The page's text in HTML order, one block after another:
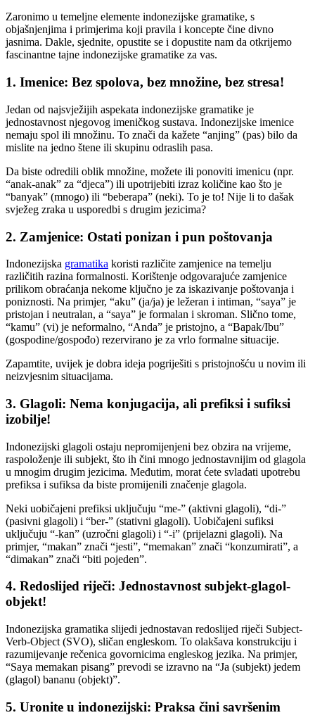
Zaronimo u temeljne elemente indonezijske gramatike, s
objašnjenjima i primjerima koji pravila i koncepte čine divno
jasnima. Dakle, sjednite, opustite se i dopustite nam da otkrijemo
fascinantne tajne indonezijske gramatike za vas.
1. Imenice: Bez spolova, bez množine, bez stresa!
Jedan od najsvježijih aspekata indonezijske gramatike je
jednostavnost njegovog imeničkog sustava. Indonezijske imenice
nemaju spol ili množinu. To znači da kažete “anjing” (pas) bilo da
mislite na jedno štene ili skupinu odraslih pasa.
Da biste odredili oblik množine, možete ili ponoviti imenicu (npr.
“anak-anak” za “djeca”) ili upotrijebiti izraz količine kao što je
“banyak” (mnogo) ili “beberapa” (neki). To je to! Nije li to dašak
svježeg zraka u usporedbi s drugim jezicima?
2. Zamjenice: Ostati ponizan i pun poštovanja
Indonezijska gramatika koristi različite zamjenice na temelju
različitih razina formalnosti. Korištenje odgovarajuće zamjenice
prilikom obraćanja nekome ključno je za iskazivanje poštovanja i
poniznosti. Na primjer, “aku” (ja/ja) je ležeran i intiman, “saya” je
pristojan i neutralan, a “saya” je formalan i skroman. Slično tome,
“kamu” (vi) je neformalno, “Anda” je pristojno, a “Bapak/Ibu”
(gospodine/gospođo) rezervirano je za vrlo formalne situacije.
Zapamtite, uvijek je dobra ideja pogriješiti s pristojnošću u novim ili
neizvjesnim situacijama.
3. Glagoli: Nema konjugacija, ali prefiksi i sufiksi
izobilje!
Indonezijski glagoli ostaju nepromijenjeni bez obzira na vrijeme,
raspoloženje ili subjekt, što ih čini mnogo jednostavnijim od glagola
u mnogim drugim jezicima. Međutim, morat ćete svladati upotrebu
prefiksa i sufiksa da biste promijenili značenje glagola.
Neki uobičajeni prefiksi uključuju “me-” (aktivni glagoli), “di-”
(pasivni glagoli) i “ber-” (stativni glagoli). Uobičajeni sufiksi
uključuju “-kan” (uzročni glagoli) i “-i” (prijelazni glagoli). Na
primjer, “makan” znači “jesti”, “memakan” znači “konzumirati”, a
“dimakan” znači “biti pojeden”.
4. Redoslijed riječi: Jednostavnost subjekt-glagol-
objekt!
Indonezijska gramatika slijedi jednostavan redoslijed riječi Subject-
Verb-Object (SVO), sličan engleskom. To olakšava konstrukciju i
razumijevanje rečenica govornicima engleskog jezika. Na primjer,
“Saya memakan pisang” prevodi se izravno na “Ja (subjekt) jedem
(glagol) bananu (objekt)”.
5. Uronite u indonezijski: Praksa čini savršenim